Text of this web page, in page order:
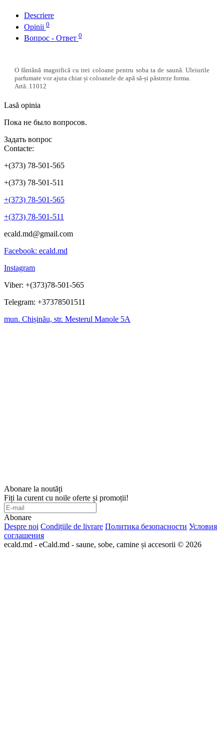
Descriere
Opinii 0
Вопрос - Ответ 0
O fântână magnifică cu trei coloane pentru soba ta de saună. Uleiurile
parfumate vor ajuta chiar și coloanele de apă să-și păstreze forma.
Artă. 11012
Lasă opinia
Пока не было вопросов.
Задать вопрос
Contacte:
+(373) 78-501-565
+(373) 78-501-511
+(373) 78-501-565
+(373) 78-501-511
ecald.md@gmail.com
Facebook: ecald.md
Instagram
Viber: +(373)78-501-565
Telegram: +37378501511
mun. Chișinău, str. Mesterul Manole 5A
Abonare la noutăți
Fiți la curent cu noile oferte și promoții!
Abonare
Despre noi Condițiile de livrare Политика безопасности Условия
соглашения
ecald.md - eCald.md - saune, sobe, camine și accesorii © 2026